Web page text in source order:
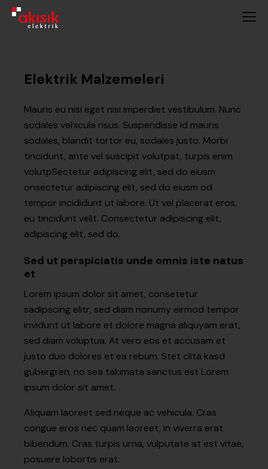
Elektrik Malzemeleri
Mauris eu nisi eget nisi imperdiet vestibulum. Nunc
sodales vehicula risus. Suspendisse id mauris
sodales, blandit tortor eu, sodales justo. Morbi
tincidunt, ante vel suscipit volutpat, turpis enim
volutpSectetur adipiscing elit, sed do eiusm
onsectetur adipiscing elit, sed do eiusm od
tempor incididunt ut labore. Ut vel placerat eros,
eu tincidunt velit. Consectetur adipiscing elit,
adipiscing elit, sed do.
Sed ut perspiciatis unde omnis iste natus
et
Lorem ipsum dolor sit amet, consetetur
sadipscing elitr, sed diam nonumy eirmod tempor
invidunt ut labore et dolore magna aliquyam erat,
sed diam voluptua. At vero eos et accusam et
justo duo dolores et ea rebum. Stet clita kasd
gubergren, no sea takimata sanctus est Lorem
ipsum dolor sit amet.
Aliquam laoreet sed neque ac vehicula. Cras
congue eros nec quam laoreet, in viverra erat
bibendum. Cras turpis urna, vulputate at est vitae,
posuere lobortis erat.